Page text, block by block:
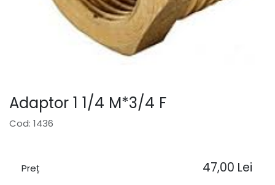
Adaptor 1 1/4 M*3/4 F
Cod: 1436
Preț 47,00 Lei